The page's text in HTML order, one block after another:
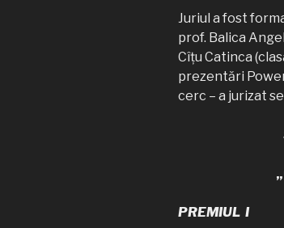
Juriul a fost
prof. Balica
Cîțu Catinca
prezentări
cerc – a jurizat
PREMIUL I